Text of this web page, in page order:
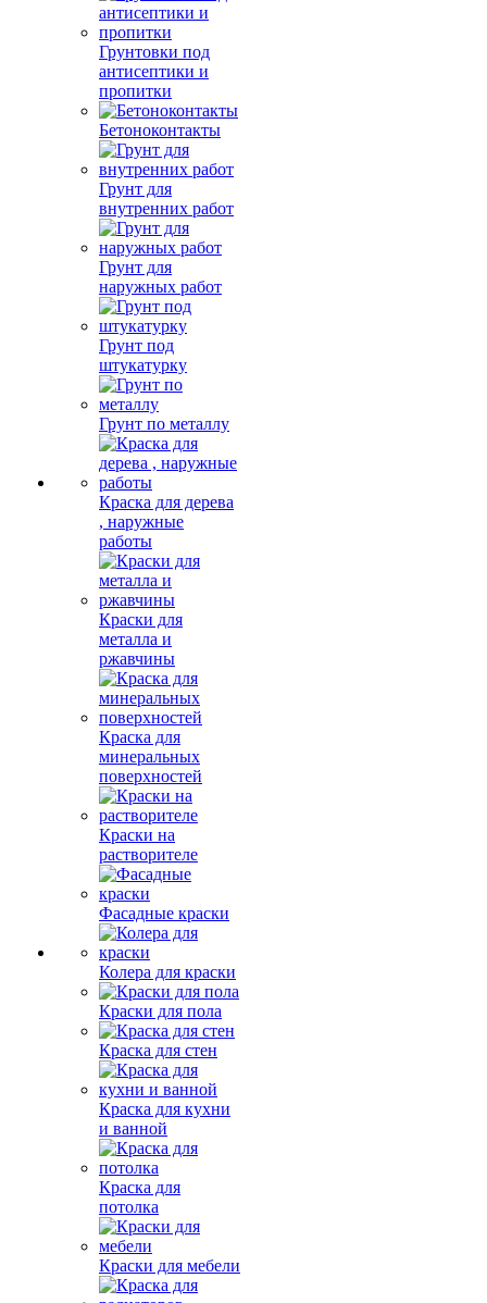
Грунтовки под
антисептики и
пропитки
Бетоноконтакты
Грунт для
внутренних работ
Грунт для
наружных работ
Грунт под
штукатурку
Грунт по металлу
Краска для дерева
, наружные
работы
Краски для
металла и
ржавчины
Краска для
минеральных
поверхностей
Краски на
растворителе
Фасадные краски
Колера для краски
Краски для пола
Краска для стен
Краска для кухни
и ванной
Краска для
потолка
Краски для мебели